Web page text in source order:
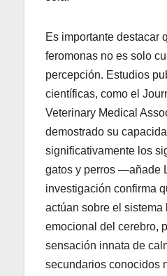
Es importante destacar
feromonas no es solo
percepción. Estudios
científicas, como el
Veterinary Medical
demostrado su
significativamente los
gatos y perros —añade
investigación confirma
actúan sobre el sistema
emocional del cerebro,
sensación innata de
secundarios conocidos